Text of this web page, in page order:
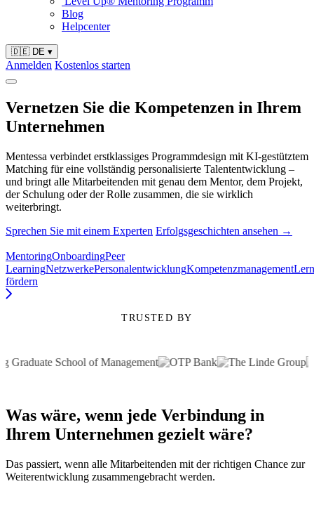
Blog
Helpcenter
🇩🇪 DE ▾
Anmelden Kostenlos starten
Vernetzen Sie die Kompetenzen in Ihrem
Unternehmen
Mentessa verbindet erstklassiges Programmdesign mit KI-gestütztem
Matching für eine vollständig personalisierte Talententwicklung –
und bringt alle Mitarbeitenden mit genau dem Mentor, dem Projekt,
der Schulung oder der Rolle zusammen, die sie wirklich
weiterbringt.
Sprechen Sie mit einem Experten Erfolgsgeschichten ansehen →
MentoringOnboardingPeer
LearningNetzwerkePersonalentwicklungKompetenzmanagement
fördern
TRUSTED BY
Was wäre, wenn jede Verbindung in
Ihrem Unternehmen gezielt wäre?
Das passiert, wenn alle Mitarbeitenden mit der richtigen Chance zur
Weiterentwicklung zusammengebracht werden.